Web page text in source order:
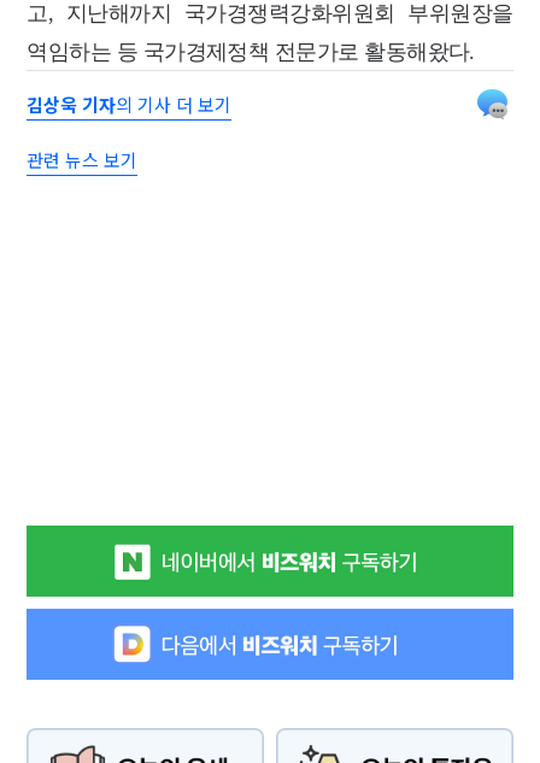
고, 지난해까지 국가경쟁력강화위원회 부위원장을
역임하는 등 국가경제정책 전문가로 활동해왔다.
김상욱 기자의 기사 더 보기
관련 뉴스 보기